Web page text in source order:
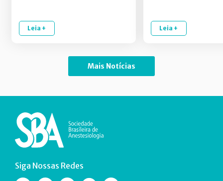
Leia + Leia +
Mais Notícias
Siga Nossas Redes